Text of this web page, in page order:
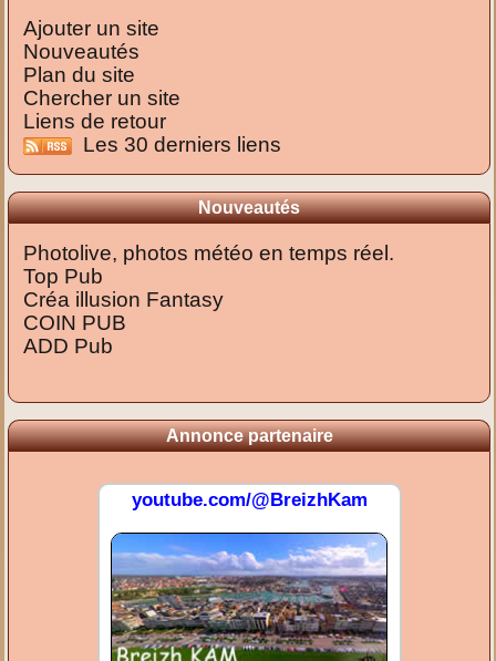
Ajouter un site
Nouveautés
Plan du site
Chercher un site
Liens de retour
Les 30 derniers liens
Nouveautés
Photolive, photos météo en temps réel.
Top Pub
Créa illusion Fantasy
COIN PUB
ADD Pub
Annonce partenaire
youtube.com/@BreizhKam